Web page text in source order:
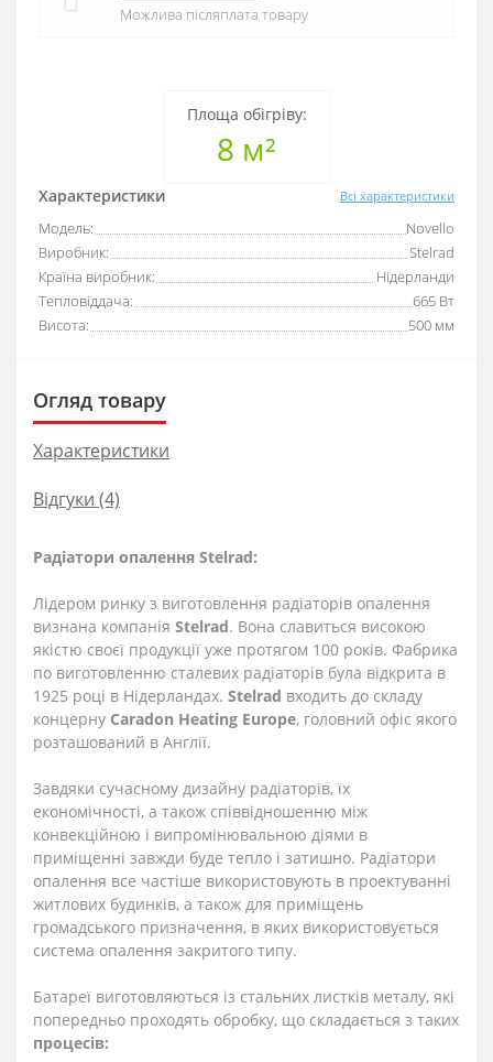
Площа обігріву:
8 м²
Характеристики Всі характеристики
Модель:
Novello
Виробник:
Stelrad
Країна виробник:
Нідерланди
Тепловіддача:
665 Вт
Висота:
500 мм
Можлива післяплата товару
Огляд товару
Характеристики
Відгуки (4)
Радіатори опалення Stelrad:
Лідером ринку з виготовлення радіаторів опалення
визнана компанія Stelrad. Вона славиться високою
якістю своєї продукції уже протягом 100 років. Фабрика
по виготовленню сталевих радіаторів була відкрита в
1925 році в Нідерландах. Stelrad входить до складу
концерну Caradon Heating Europe, головний офіс якого
розташований в Англії.
Завдяки сучасному дизайну радіаторів, їх
економічності, а також співвідношенню між
конвекційною і випромінювальною діями в
приміщенні завжди буде тепло і затишно. Радіатори
опалення все частіше використовують в проектуванні
житлових будинків, а також для приміщень
громадського призначення, в яких використовується
система опалення закритого типу.
Батареї виготовляються із стальних листків металу, які
попередньо проходять обробку, що складається з таких
процесів: